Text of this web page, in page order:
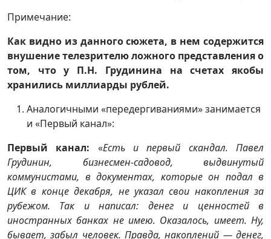
Примечание:
Как видно из данного сюжета, в нем содержится
внушение телезрителю ложного представления о
том, что у П.Н. Грудинина на счетах якобы
хранились миллиарды рублей.
Аналогичными «передергиваниями» занимается
и «Первый канал»:
Первый канал: «Есть и первый скандал. Павел
Грудинин, бизнесмен-садовод, выдвинутый
коммунистами, в документах, которые он подал в
ЦИК в конце декабря, не указал свои накопления за
рубежом. Так и написал: денег и ценностей в
иностранных банках не имею. Оказалось, имеет. Ну,
бывает, забыл человек. Правда, накоплений — денег,